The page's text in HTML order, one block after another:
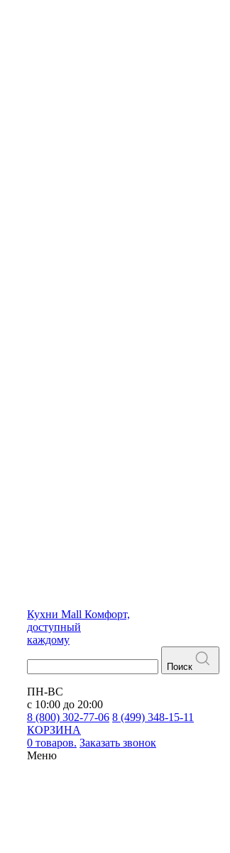
Кухни Mall Комфорт,
доступный
каждому
Поиск
ПН-ВС
с 10:00 до 20:00
8 (800) 302-77-06 8 (499) 348-15-11
КОРЗИНА
0 товаров. Заказать звонок
Меню